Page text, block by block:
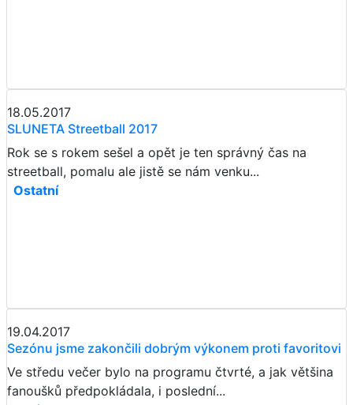
18.05.2017
SLUNETA Streetball 2017
Rok se s rokem sešel a opět je ten správný čas na
streetball, pomalu ale jistě se nám venku...
Ostatní
19.04.2017
Sezónu jsme zakončili dobrým výkonem proti favoritovi
Ve středu večer bylo na programu čtvrté, a jak většina
fanoušků předpokládala, i poslední...